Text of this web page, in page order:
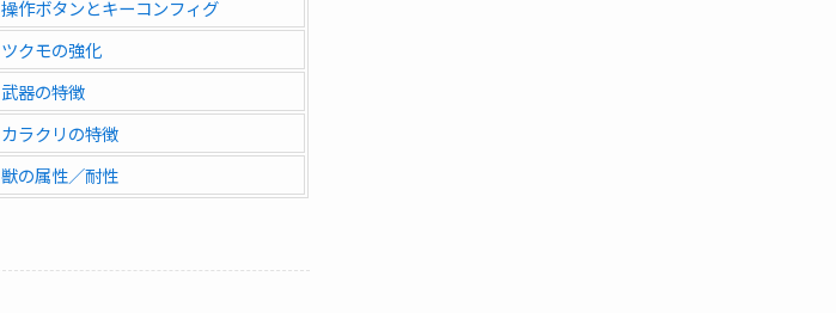
操作ボタンとキーコンフィグ
ツクモの強化
武器の特徴
カラクリの特徴
獣の属性／耐性